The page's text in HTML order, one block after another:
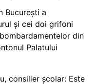
București a
și cei doi grifoni
din
Palatului
consilier școlar: Este